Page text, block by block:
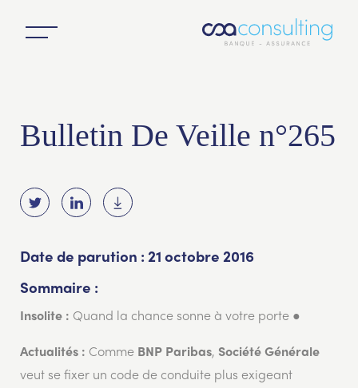
Bulletin De Veille n°265
Date de parution : 21 octobre 2016
Sommaire :
Insolite : Quand la chance sonne à votre porte ●
Actualités : Comme BNP Paribas, Société Générale
veut se fixer un code de conduite plus exigeant